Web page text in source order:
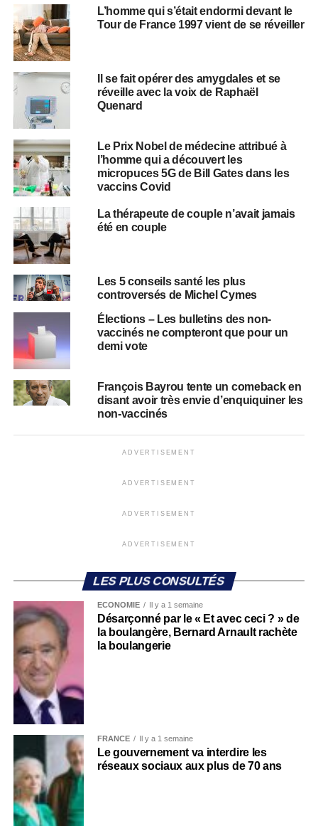
L’homme qui s’était endormi devant le
Tour de France 1997 vient de se réveiller
Il se fait opérer des amygdales et se
réveille avec la voix de Raphaël
Quenard
Le Prix Nobel de médecine attribué à
l’homme qui a découvert les
micropuces 5G de Bill Gates dans les
vaccins Covid
La thérapeute de couple n’avait jamais
été en couple
Les 5 conseils santé les plus
controversés de Michel Cymes
Élections – Les bulletins des non-
vaccinés ne compteront que pour un
demi vote
François Bayrou tente un comeback en
disant avoir très envie d’enquiquiner les
non-vaccinés
ADVERTISEMENT
ADVERTISEMENT
ADVERTISEMENT
ADVERTISEMENT
LES PLUS CONSULTÉS
ECONOMIE Il y a 1 semaine
Désarçonné par le « Et avec ceci ? » de
la boulangère, Bernard Arnault rachète
la boulangerie
FRANCE Il y a 1 semaine
Le gouvernement va interdire les
réseaux sociaux aux plus de 70 ans